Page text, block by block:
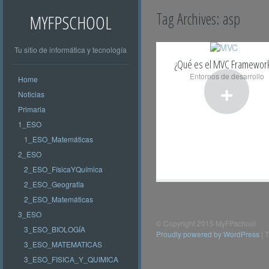
MYFPSCHOOL
Tu sitio de informática y tecnología
Home
Noticias
Primaria
1_ESO
1_ESO_Matemáticas
2_ESO
2_ESO_FísicaYQuímica
2_ESO_Geografía
2_ESO_Matemáticas
3_ESO
3_ESO_BIOLOGÍA
3_ESO_MATEMATICAS
3_ESO_FISICA_Y_QUIMICA
Tag Archives: asp
+
¿Qué es el MVC
Entornos de desarrollo
© Copyright 2015 MyFPschool
Proudly powered by WordPress